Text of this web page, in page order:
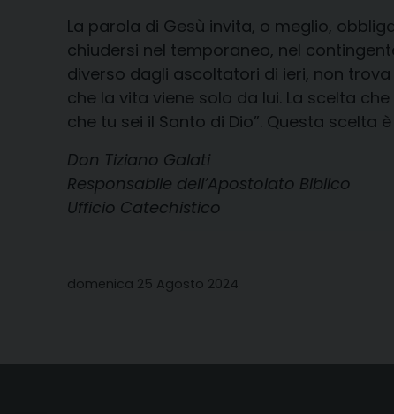
La parola di Gesù invita, o meglio,
chiudersi nel temporaneo, nel
diverso dagli ascoltatori di ieri, non
che la vita viene solo da lui. La scelta
che tu sei il Santo di Dio”. Questa scelta
Don Tiziano Galati
Responsabile dell’Apostolato Biblico
Ufficio Catechistico
domenica 25 Agosto 2024